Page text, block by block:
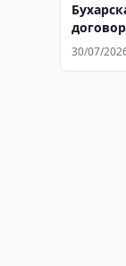
спорте
30/07/